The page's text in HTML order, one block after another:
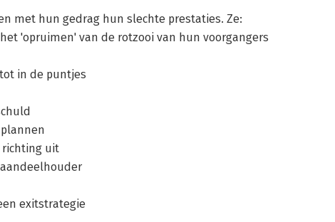
met hun gedrag hun slechte prestaties. Ze:
'opruimen' van de rotzooi van hun voorgangers
in de puntjes
richting uit
exitstrategie